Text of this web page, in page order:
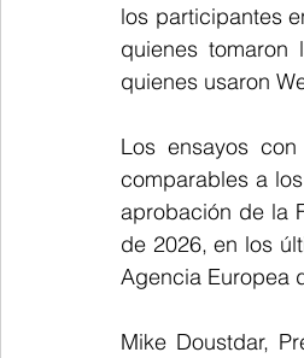
los participantes
quienes
quienes usaron
Los ensayos
comparables a
aprobación de la
de 2026, en los
Agencia Europea
Mike Doustdar,